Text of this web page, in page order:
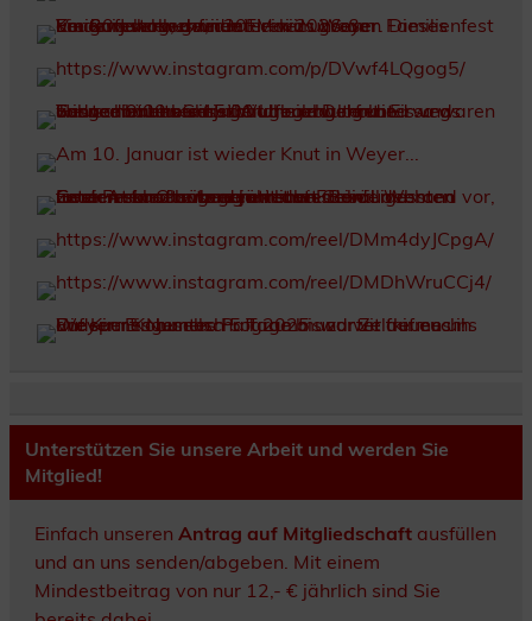
Unterstützen Sie unsere Arbeit und werden Sie
Mitglied!
Einfach unseren Antrag auf Mitgliedschaftausfüllen
und an uns senden/abgeben. Mit einem
Mindestbeitrag von nur 12,- € jährlich sind Sie